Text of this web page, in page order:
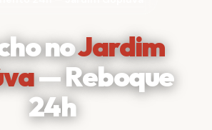
noJardim
— Reboque
24h